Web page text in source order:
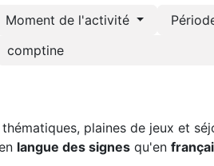
Moment de l'activité
plaines de jeux et
langue des signes qu'en